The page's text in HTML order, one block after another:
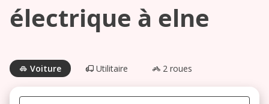
électrique à elne
Voiture Utilitaire 2 roues
votre
recherche
proximité